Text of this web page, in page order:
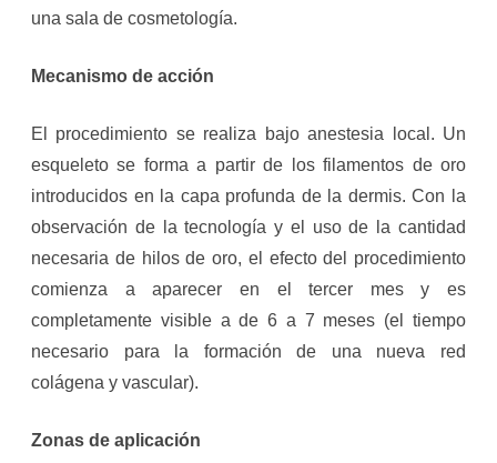
una sala de cosmetología.
Mecanismo de acción
El procedimiento se realiza bajo anestesia local. Un
esqueleto se forma a partir de los filamentos de oro
introducidos en la capa profunda de la dermis. Con la
observación de la tecnología y el uso de la cantidad
necesaria de hilos de oro, el efecto del procedimiento
comienza a aparecer en el tercer mes y es
completamente visible a de 6 a 7 meses (el tiempo
necesario para la formación de una nueva red
colágena y vascular).
Zonas de aplicación